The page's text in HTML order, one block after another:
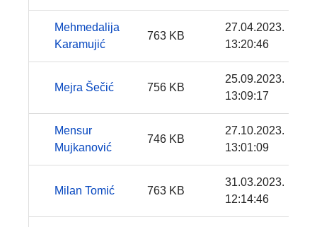
Mehmedalija
Karamujić
763 KB
27.04.2023.
13:20:46
Mejra Šečić 756 KB
25.09.2023.
13:09:17
Mensur
Mujkanović
746 KB
27.10.2023.
13:01:09
Milan Tomić 763 KB
31.03.2023.
12:14:46